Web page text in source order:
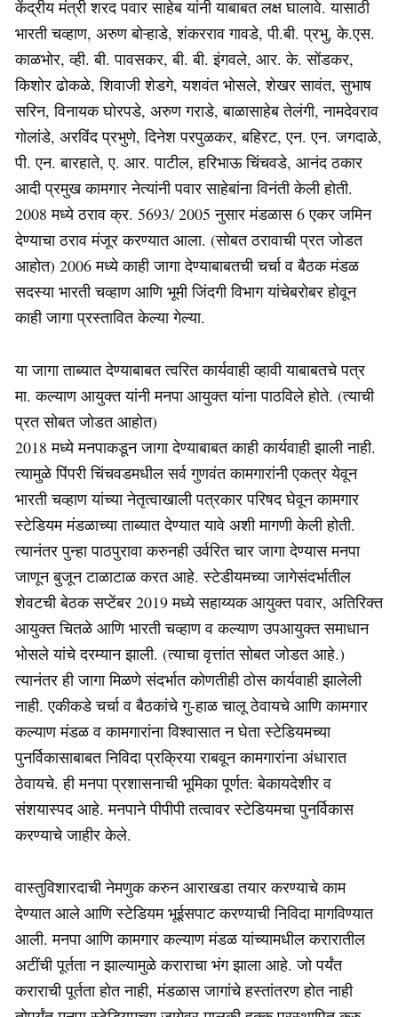
केंद्रीय मंत्री शरद पवार साहेब यांनी याबाबत लक्ष घालावे. यासाठी
भारती चव्हाण, अरुण बोऱ्हाडे, शंकरराव गावडे, पी.बी. प्रभु, के.एस.
काळभोर, व्ही. बी. पावसकर, बी. बी. इंगवले, आर. के. सोंडकर,
किशोर ढोकळे, शिवाजी शेडगे, यशवंत भोसले, शेखर सावंत, सुभाष
सरिन, विनायक घोरपडे, अरुण गराडे, बाळासाहेब तेलंगी, नामदेवराव
गोलांडे, अरविंद प्रभुणे, दिनेश परपुळकर, बहिरट, एन. एन. जगदाळे,
पी. एन. बारहाते, ए. आर. पाटील, हरिभाऊ चिंचवडे, आनंद ठकार
आदी प्रमुख कामगार नेत्यांनी पवार साहेबांना विनंती केली होती.
2008 मध्ये ठराव क्र. 5693/ 2005 नुसार मंडळास 6 एकर जमिन
देण्याचा ठराव मंजूर करण्यात आला. (सोबत ठरावाची प्रत जोडत
आहोत) 2006 मध्ये काही जागा देण्याबाबतची चर्चा व बैठक मंडळ
सदस्या भारती चव्हाण आणि भूमी जिंदगी विभाग यांचेबरोबर होवून
काही जागा प्रस्तावित केल्या गेल्या.
या जागा ताब्यात देण्याबाबत त्वरित कार्यवाही व्हावी याबाबतचे पत्र
मा. कल्याण आयुक्‍त यांनी मनपा आयुक्‍त यांना पाठविले होते. (त्याची
प्रत सोबत जोडत आहोत)
2018 मध्ये मनपाकडून जागा देण्याबाबत काही कार्यवाही झाली नाही.
त्यामुळे पिंपरी चिंचवडमधील सर्व गुणवंत कामगारांनी एकत्र येवून
भारती चव्हाण यांच्या नेतृत्वाखाली पत्रकार परिषद घेवून कामगार
स्टेडियम मंडळाच्या ताब्यात देण्यात यावे अशी मागणी केली होती.
त्यानंतर पुन्हा पाठपुरावा करुनही उर्वरित चार जागा देण्यास मनपा
जाणून बुजून टाळाटाळ करत आहे. स्टेडीयमच्या जागेसंदर्भातील
शेवटची बेठक सप्टेंबर 2019 मध्ये सहाय्यक आयुक्‍त पवार, अतिरिक्‍त
आयुक्‍त चितळे आणि भारती चव्हाण व कल्याण उपआयुक्त समाधान
भोसले यांचे दरम्यान झाली. (त्याचा वृत्तांत सोबत जोडत आहे.)
त्यानंतर ही जागा मिळणे संदर्भात कोणतीही ठोस कार्यवाही झालेली
नाही. एकीकडे चर्चा व बैठकांचे गु-हाळ चालू ठेवायचे आणि कामगार
कल्याण मंडळ व कामगारांना विश्वासात न घेता स्टेडियमच्या
पुनर्विकासाबाबत निविदा प्रक्रिया राबवून कामगारांना अंधारात
ठेवायचे. ही मनपा प्रशासनाची भूमिका पूर्णत: बेकायदेशीर व
संशयास्पद आहे. मनपाने पीपीपी तत्वावर स्टेडियमचा पुनर्विकास
करण्याचे जाहीर केले.
वास्तुविशारदाची नेमणुक करुन आराखडा तयार करण्याचे काम
देण्यात आले आणि स्टेडियम भूईसपाट करण्याची निविदा मागविण्यात
आली. मनपा आणि कामगार कल्याण मंडळ यांच्यामधील करारातील
अटींची पूर्तता न झाल्यामुळे कराराचा भंग झाला आहे. जो पर्यंत
कराराची पूर्तता होत नाही, मंडळास जागांचे हस्तांतरण होत नाही